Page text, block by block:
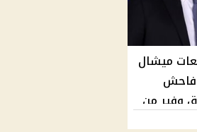
ميشال
بثراء فاحش
وفير من